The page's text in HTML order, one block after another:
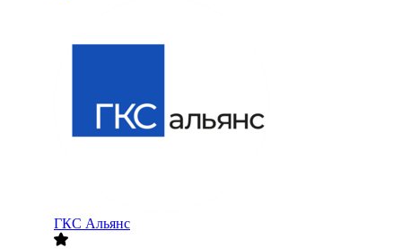
ГКС Альянс